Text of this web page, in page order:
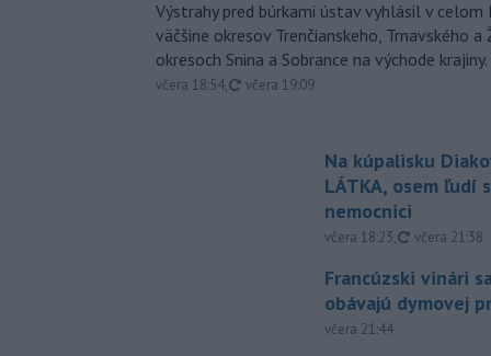
Výstrahy pred búrkami ústav vyhlásil v
väčšine okresov Trenčianskeho, Trnavského a
okresoch Snina a Sobrance na východe krajiny.
včera 18:54, aktualizované
včera 19:09
Na kúpalisku
LÁTKA, osem ľudí
nemocnici
včera 18:23, aktualizované
včera 21:38
Francúzski vinári
obávajú dymovej
včera 21:44